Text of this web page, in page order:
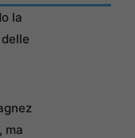
la
ma